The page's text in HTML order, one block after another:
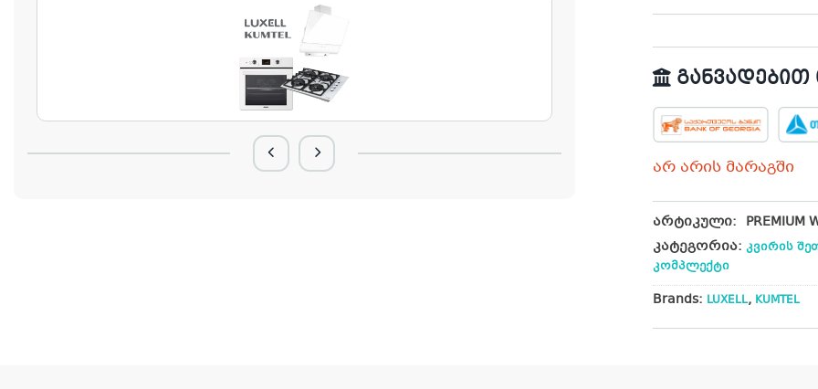
განვადებით
არ არის მარაგში
არტიკული: PREMIUM
კატეგორია: კვირის
კომპლექტი
Brands: LUXELL, KUMTEL